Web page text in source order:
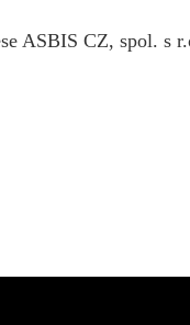
ASBIS CZ, spol. s